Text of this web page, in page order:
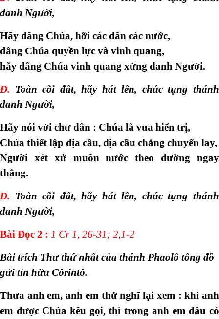
danh Người,
Hãy dâng Chúa, hỡi các dân các nước,
dâng Chúa quyền lực và vinh quang,
hãy dâng Chúa vinh quang xứng danh Người.
Đ. Toàn cõi đất, hãy hát lên, chúc tụng thánh
danh Người,
Hãy nói với chư dân : Chúa là vua hiển trị,
Chúa thiết lập địa cầu, địa cầu chẳng chuyển lay,
Người xét xử muôn nước theo đường ngay
thẳng.
Đ. Toàn cõi đất, hãy hát lên, chúc tụng thánh
danh Người,
Bài Đọc 2 : 1 Cr 1, 26-31; 2,1-2
Bài trích Thư thứ nhất của thánh Phaolô tông đồ
gửi tín hữu Côrintô.
Thưa anh em, anh em thử nghĩ lại xem : khi anh
em được Chúa kêu gọi, thì trong anh em đâu có